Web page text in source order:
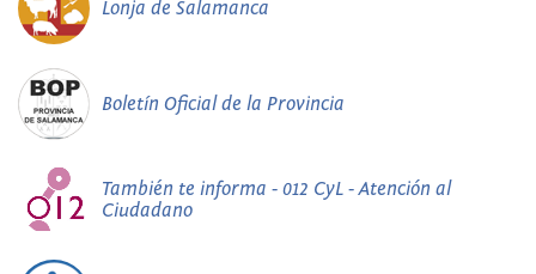
Lonja de Salamanca
Boletín Oficial de la Provincia
También te informa - 012 CyL - Atención al
Ciudadano